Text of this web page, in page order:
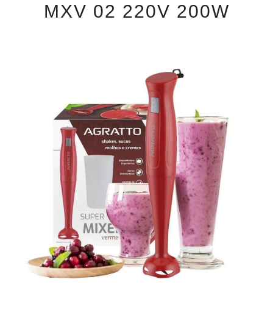
MXV 02 220V 200W